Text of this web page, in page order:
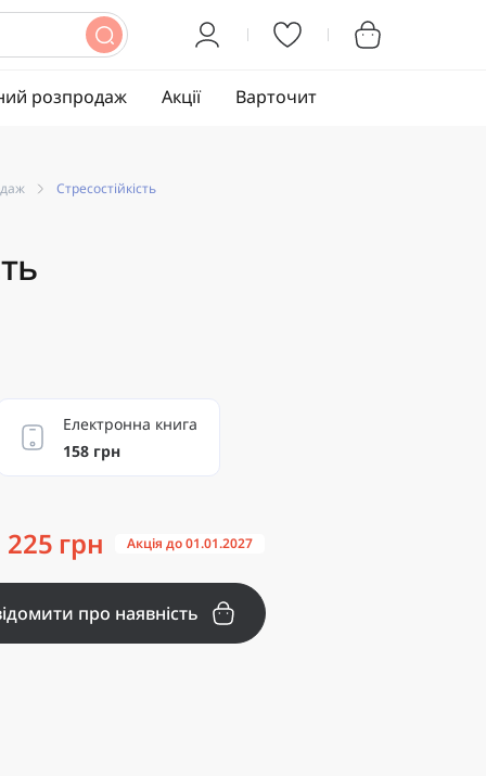
розпродаж Акції Варточит
Стресостійкість
Електронна книга
158 грн
225 грн Акція до 01.01.2027
про наявність